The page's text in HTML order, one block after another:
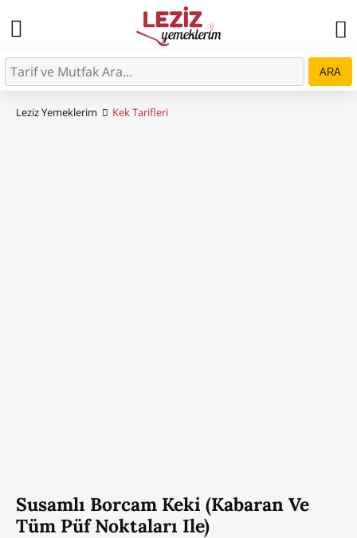
ARA
Leziz Yemeklerim Kek Tarifleri
Susamlı Borcam Keki (Kabaran Ve
Tüm Püf Noktaları Ile)